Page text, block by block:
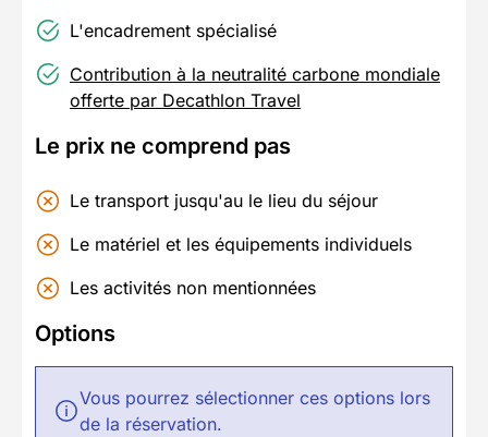
L'encadrement spécialisé
Contribution à la neutralité carbone mondiale
offerte par Decathlon Travel
Le prix ne comprend pas
Le transport jusqu'au le lieu du séjour
Le matériel et les équipements individuels
Les activités non mentionnées
Options
Vous pourrez sélectionner ces options lors
de la réservation.